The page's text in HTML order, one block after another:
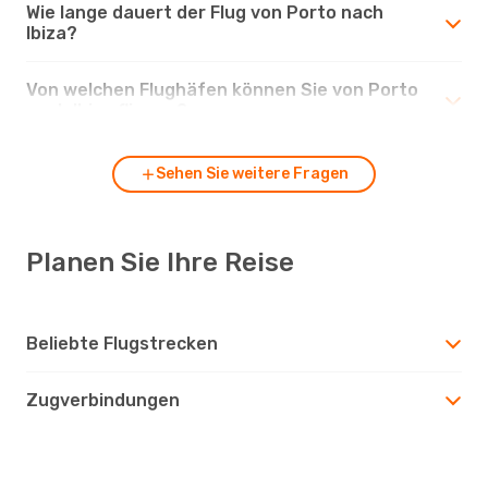
Wie lange dauert der Flug von Porto nach
Ibiza?
Von welchen Flughäfen können Sie von Porto
Sehen Sie weitere Fragen
Planen Sie Ihre Reise
Beliebte Flugstrecken
Zugverbindungen